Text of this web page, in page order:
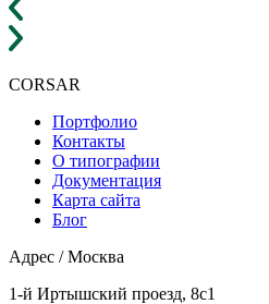
CORSAR
Портфолио
Контакты
О типографии
Документация
Карта сайта
Блог
Адрес / Москва
1-й Иртышский проезд, 8с1